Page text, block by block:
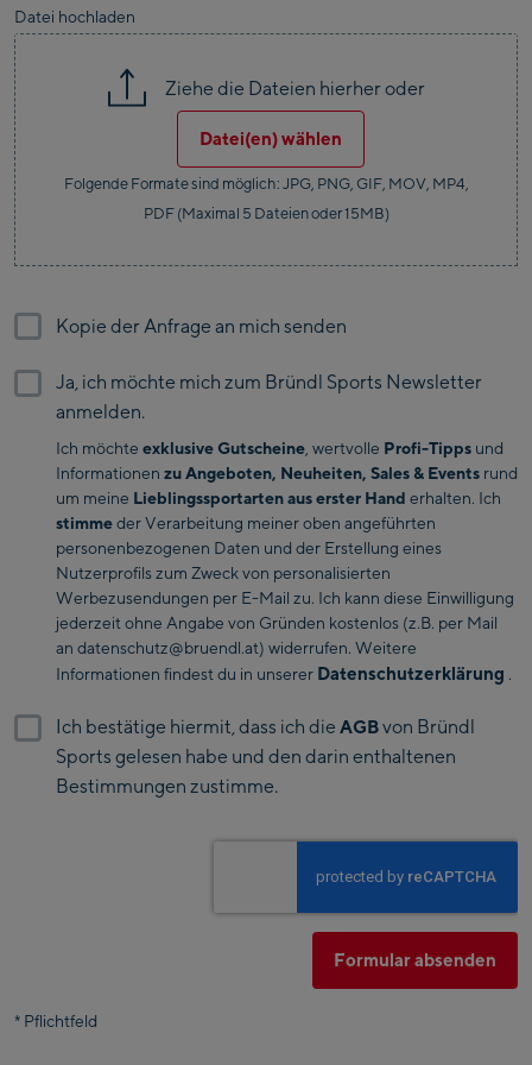
Antigua And Barbuda
Armenia
Aruba
Australia
Azerbaijan
Bahamas
Bahrain
Bangladesh
Barbados
Belarus
Bermuda
(Bergstation / Top
Bikeworld Kaprun
Kaprun Outlet
station
CityXPress Talstation /
Valley station
AreitXpress Talstation
/ Valley station
Drive-in Areit III
Bergstation / Top
station
Saalfelden:
Saalfelden
Saalbach:
Saalbach Life.Style
Saalbach Zentrum
Kohlmaisbahn
Designer Outlet
Datei hochladen
Ziehe die Dateien hierher oder
Datei(en) wählen
Folgende Formate sind möglich: JPG, PNG, GIF, MOV, MP4,
PDF (Maximal 5 Dateien oder 15MB)
Kopie der Anfrage an mich senden
Ja, ich möchte mich zum Bründl Sports Newsletter
anmelden.
Ich möchte exklusive Gutscheine, wertvolle Profi-Tippsund
Informationen zu Angeboten, Neuheiten, Sales & Eventsrund
um meine Lieblingssportarten aus erster Hand erhalten. Ich
stimmeder Verarbeitung meiner oben angeführten
personenbezogenen Daten und der Erstellung eines
Nutzerprofils zum Zweck von personalisierten
Werbezusendungen per E-Mail zu. Ich kann diese Einwilligung
jederzeit ohne Angabe von Gründen kostenlos (z.B. per Mail
an datenschutz@bruendl.at) widerrufen. Weitere
Informationen findest du in unserer Datenschutzerklärung .
Ich bestätige hiermit, dass ich die AGBvon Bründl
Sports gelesen habe und den darin enthaltenen
Bestimmungen zustimme.
Formular absenden
* Pflichtfeld